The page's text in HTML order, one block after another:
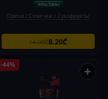
Орехи / Семечки / Сухофрукты
14.90₾8.20₾
-44% +